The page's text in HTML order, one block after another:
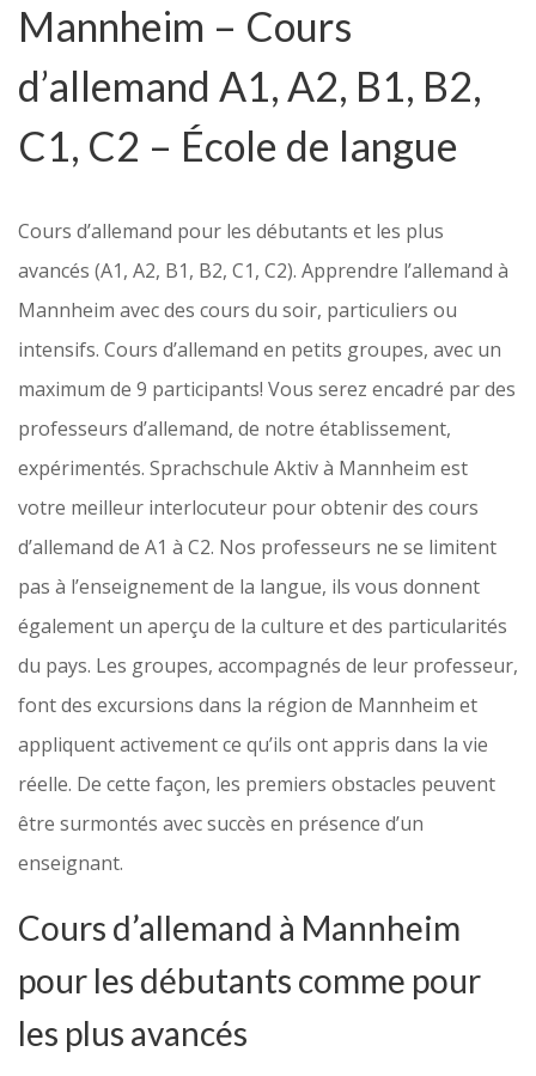
Mannheim – Cours
d’allemand A1, A2, B1, B2,
C1, C2 – École de langue
Cours d’allemand pour les débutants et les plus
avancés (A1, A2, B1, B2, C1, C2). Apprendre l’allemand à
Mannheim avec des cours du soir, particuliers ou
intensifs. Cours d’allemand en petits groupes, avec un
maximum de 9 participants! Vous serez encadré par des
professeurs d’allemand, de notre établissement,
expérimentés. Sprachschule Aktiv à Mannheim est
votre meilleur interlocuteur pour obtenir des cours
d’allemand de A1 à C2. Nos professeurs ne se limitent
pas à l’enseignement de la langue, ils vous donnent
également un aperçu de la culture et des particularités
du pays. Les groupes, accompagnés de leur professeur,
font des excursions dans la région de Mannheim et
appliquent activement ce qu’ils ont appris dans la vie
réelle. De cette façon, les premiers obstacles peuvent
être surmontés avec succès en présence d’un
enseignant.
Cours d’allemand à Mannheim
pour les débutants comme pour
les plus avancés